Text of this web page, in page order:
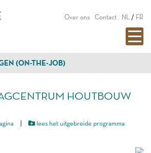
Over ons Contact NL / FR
(ON-THE-JOB)
HOUTBOUW
lees het uitgebreide programma